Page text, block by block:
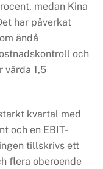
medan Kina
har påverkat
ändå
och
värda 1,5
kvartal med
och en EBIT-
tillskrivs ett
flera oberoende